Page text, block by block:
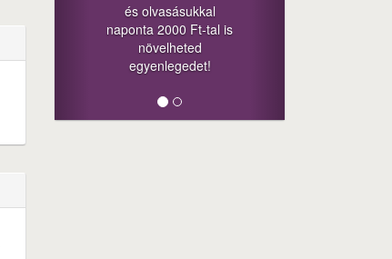
és olvasásukkal
naponta 2000 Ft-tal is
növelheted
egyenlegedet!